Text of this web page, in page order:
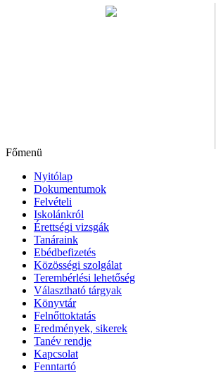
Főmenü
Nyitólap
Dokumentumok
Felvételi
Iskolánkról
Érettségi vizsgák
Tanáraink
Ebédbefizetés
Közösségi szolgálat
Terembérlési lehetőség
Választható tárgyak
Könyvtár
Felnőttoktatás
Eredmények, sikerek
Tanév rendje
Kapcsolat
Fenntartó